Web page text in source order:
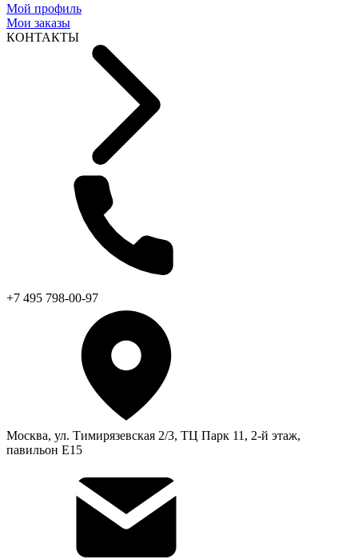
Мой профиль
Мои заказы
КОНТАКТЫ
+7 495 798-00-97
Москва, ул. Тимирязевская 2/3, ТЦ Парк 11, 2-й этаж,
павильон Е15